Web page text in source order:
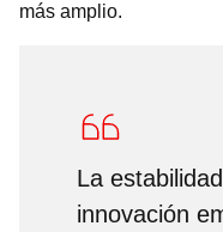
más amplio.
La
innovación